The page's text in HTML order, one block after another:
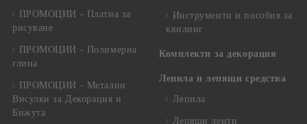
ПРОМОЦИИ - Платна за
рисуване
ПРОМОЦИИ - Полимерна
глина
ПРОМОЦИИ - Метални
Висулки за Декорация и
Бижута
Инструменти и пособия за
квилинг
Комплекти за декорация
Лепила и лепящи средства
Лепила
Лепящи ленти